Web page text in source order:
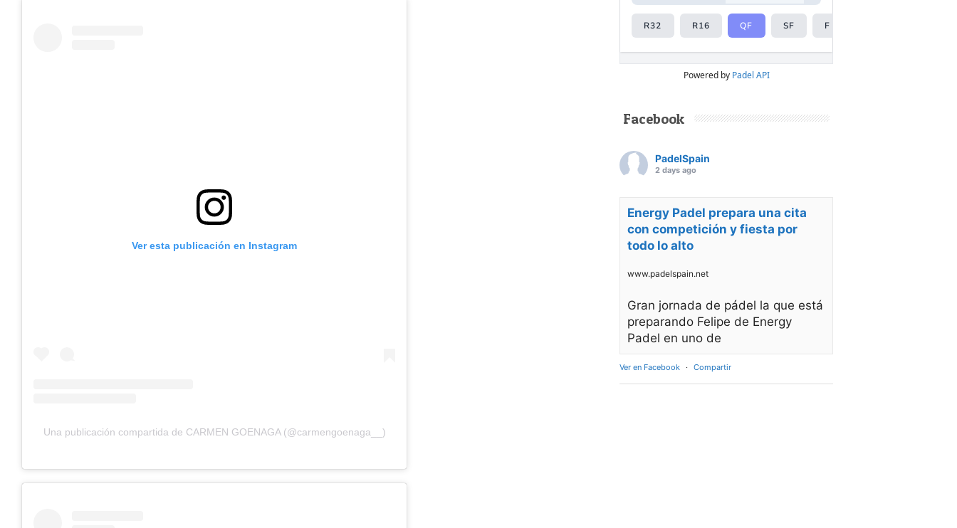
Ver esta publicación en Instagram
Una publicación compartida de CARMEN GOENAGA (@carmengoenaga__)
Powered by Padel API
Facebook
PadelSpain
2 days ago
Energy Padel prepara una cita
con competición y fiesta por
todo lo alto
www.padelspain.net
Gran jornada de pádel la que está
preparando Felipe de Energy
Padel en uno de
Ver en Facebook · Compartir